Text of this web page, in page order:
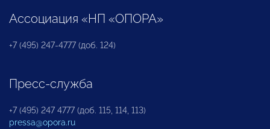
Ассоциация «НП «ОПОРА»
+7 (495) 247-4777 (доб. 124)
Пресс-служба
+7 (495) 247 4777 (доб. 115, 114, 113)
pressa@opora.ru